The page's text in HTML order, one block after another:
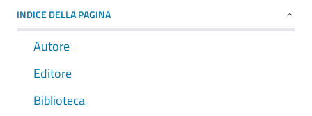
INDICE DELLA PAGINA
Autore
Editore
Biblioteca